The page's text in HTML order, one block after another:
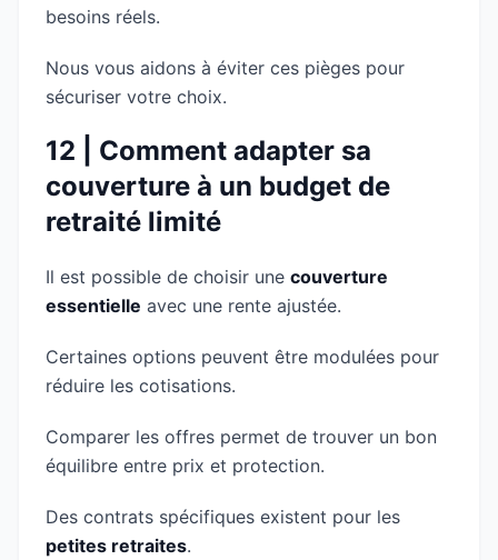
besoins réels.
Nous vous aidons à éviter ces pièges pour
sécuriser votre choix.
12 | Comment adapter sa
couverture à un budget de
retraité limité
Il est possible de choisir une couverture
essentielle avec une rente ajustée.
Certaines options peuvent être modulées pour
réduire les cotisations.
Comparer les offres permet de trouver un bon
équilibre entre prix et protection.
Des contrats spécifiques existent pour les
petites retraites.